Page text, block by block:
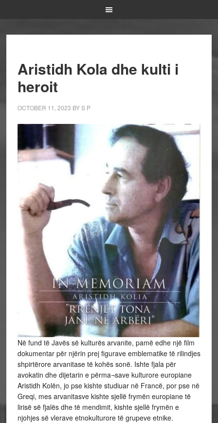
Aristidh Kola dhe kulti i
heroit
OCTOBER 11, 2023 BYS P
Në fund të Javës së kulturës arvanite, pamë edhe një film
dokumentar për njërin prej figurave emblematike të rilindjes
shpirtërore arvanitase të kohës sonë. Ishte fjala për
avokatin dhe dijetarin e përma¬save kulturore europiane
Aristidh Kolën, jo pse kishte studiuar në Francë, por pse në
Greqi, mes arvanitasve kishte sjellë frymën europiane të
lirisë së fjalës dhe të mendimit, kishte sjellë frymën e
njohjes së vlerave etnokulturore të grupeve etnike.